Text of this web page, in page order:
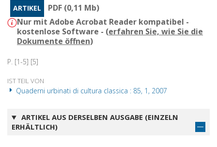
ARTIKEL
PDF (0,11 Mb)
Nur mit Adobe Acrobat Reader kompatibel -
kostenlose Software - (erfahren Sie, wie Sie die
Dokumente öffnen)
P. [1-5] [5]
IST TEIL VON
Quaderni urbinati di cultura classica : 85, 1, 2007
ARTIKEL AUS DERSELBEN AUSGABE (EINZELN
ERHÄLTLICH)